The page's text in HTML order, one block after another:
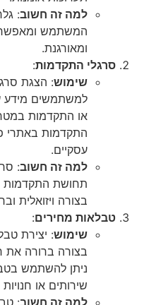
למה זה חשוב:
המשתמש ומאפשרת
ומאורגנת.
סרגלי התקדמות:
שימוש: הצגת
למשתמשים מידע
או התקדמות
התקדמות באתרי
עסקיים.
למה זה חשוב:
תחושת התקדמות
בצורה ויזואלית
טבלאות מחירים:
שימוש: יצירת
בצורה ברורה את
ניתן להשתמש
שירותים או חנויות
למה זה חשוב: